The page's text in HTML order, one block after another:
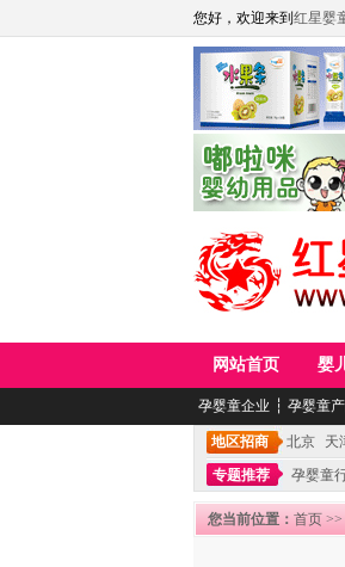
您好，欢迎来到 红星婴
江西麦嘟嘟食品有限公
青岛嘟啦咪婴幼儿用品
网站首页 婴
孕婴童企业 ┆ 孕婴童
地区招商 北京 天
专题推荐
孕婴童
您当前位置： 首页 >>